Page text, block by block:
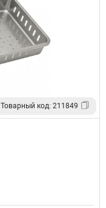
Товарный код: 211849